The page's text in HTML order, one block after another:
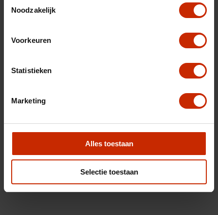
Noodzakelijk
Voorkeuren
Statistieken
Marketing
Alles toestaan
Selectie toestaan